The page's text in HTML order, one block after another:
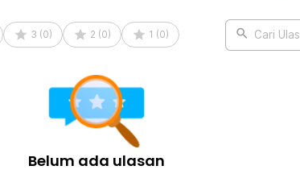
3 (0) 2 (0) 1 (0) Cari
Belum ada ulasan